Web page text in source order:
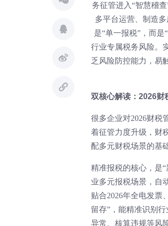
务征管进入“智慧稽
多平台运营、制造
是“单一报税”，而
行业专属税务风险。
乏风险防控能力，易
双核心解读：2026财
很多企业对2026财税
着征管力度升级，财
配多元财税场景的基
精准报税的核心，是
业多元报税场景，自
贴合2026年全电发票
留存”，能精准识别
异常、核算违规等风